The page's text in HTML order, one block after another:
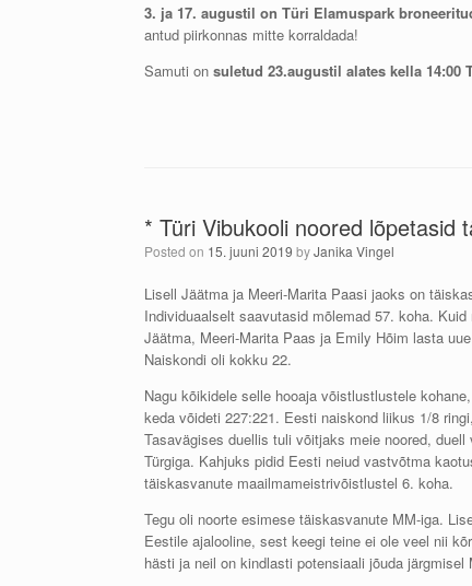
3. ja 17. augustil on Türi Elamuspark
antud piirkonnas mitte korraldada!
Samuti on suletud 23.augustil alates kella
* Türi Vibukooli noored lõpetasid
Posted on 15. juuni 2019 byJanika Vingel
Lisell Jäätma ja Meeri-Marita Paasi jaoks on
Individuaalselt saavutasid mõlemad 57. koha.
Jäätma, Meeri-Marita Paas ja Emily Hõim lasta
Naiskondi oli kokku 22.
Nagu kõikidele selle hooaja võistlustlustele
keda võideti 227:221. Eesti naiskond liikus 1/8
Tasavägises duellis tuli võitjaks meie noored,
Türgiga. Kahjuks pidid Eesti neiud vastvõtma
täiskasvanute maailmameistrivõistlustel 6. koha.
Tegu oli noorte esimese täiskasvanute MM-iga.
Eestile ajalooline, sest keegi teine ei ole veel nii
hästi ja neil on kindlasti potensiaali jõuda